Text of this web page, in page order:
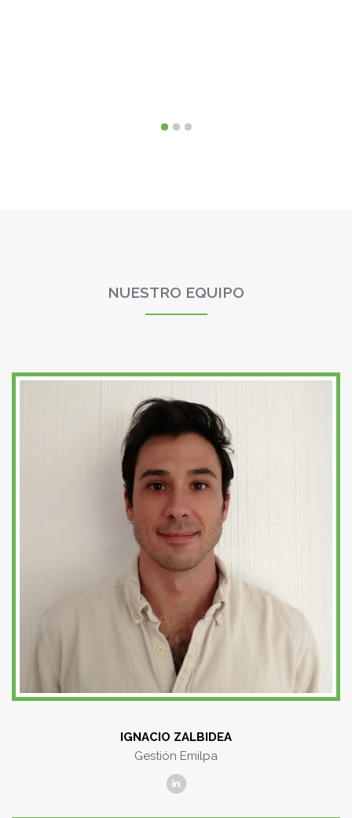
NUESTRO EQUIPO
IGNACIO ZALBIDEA
Gestión Emilpa